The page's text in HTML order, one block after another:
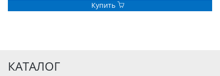
Купить
КАТАЛОГ